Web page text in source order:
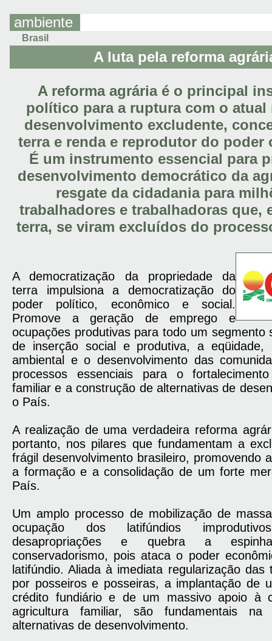
ambiente
Brasil
A luta pela reforma
A reforma agrária é o principal
político para a ruptura com o atual
desenvolvimento excludente,
terra e renda e reprodutor do poder
É um instrumento essencial para
desenvolvimento democrático da
resgate da cidadania para
trabalhadores e trabalhadoras que,
terra, se viram excluídos do
A democratização da propriedade da
terra impulsiona a democratização do
poder político, econômico e social.
Promove a geração de emprego e
ocupações produtivas para todo um segmento
de inserção social e produtiva, a eqüidade,
ambiental e o desenvolvimento das
processos essenciais para o
familiar e a construção de alternativas de
o País.
A realização de uma verdadeira reforma
portanto, nos pilares que fundamentam a
frágil desenvolvimento brasileiro, promovendo
a formação e a consolidação de um forte
País.
Um amplo processo de mobilização de
ocupação dos latifúndios
desapropriações e quebra a
conservadorismo, pois ataca o poder
latifúndio. Aliada à imediata regularização das
por posseiros e posseiras, a implantação de
crédito fundiário e de um massivo apoio à
agricultura familiar, são fundamentais na
alternativas de desenvolvimento.